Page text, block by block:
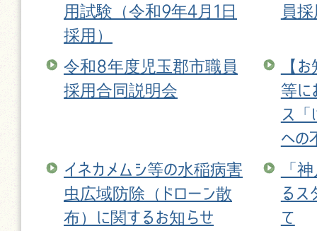
用試験（令和9年4月1日
採用）
員
令和8年度児玉郡市職員
採用合同説明会
【
等に
ス「
への
イネカメムシ等の水稲病害
虫広域防除（ドローン散
布）に関するお知らせ
「
るス
て